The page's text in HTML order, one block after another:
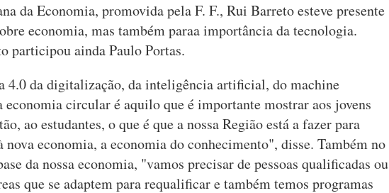
da Economia, promovida pela F. F., Rui Barreto esteve presente
economia, mas também paraa importância da tecnologia.
participou ainda Paulo Portas.
4.0 da digitalização, da inteligência artificial, do machine
economia circular é aquilo que é importante mostrar aos jovens
ao estudantes, o que é que a nossa Região está a fazer para
nova economia, a economia do conhecimento", disse. Também no
da nossa economia, "vamos precisar de pessoas qualificadas ou
que se adaptem para requalificar e também temos programas